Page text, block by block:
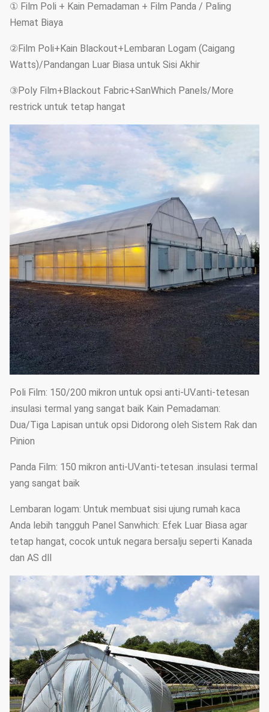
① Film Poli + Kain Pemadaman + Film Panda / Paling
Hemat Biaya
②Film Poli+Kain Blackout+Lembaran Logam (Caigang
Watts)/Pandangan Luar Biasa untuk Sisi Akhir
③Poly Film+Blackout Fabric+SanWhich Panels/More
restrick untuk tetap hangat
Poli Film: 150/200 mikron untuk opsi anti-UV.anti-tetesan
.insulasi termal yang sangat baik Kain Pemadaman:
Dua/Tiga Lapisan untuk opsi Didorong oleh Sistem Rak dan
Pinion
Panda Film: 150 mikron anti-UV.anti-tetesan .insulasi termal
yang sangat baik
Lembaran logam: Untuk membuat sisi ujung rumah kaca
Anda lebih tangguh Panel Sanwhich: Efek Luar Biasa agar
tetap hangat, cocok untuk negara bersalju seperti Kanada
dan AS dll